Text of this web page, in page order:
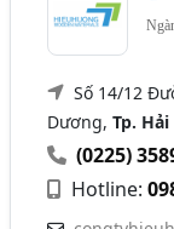
Số 14/12
Dương,Tp.
(0225)
Hotline: